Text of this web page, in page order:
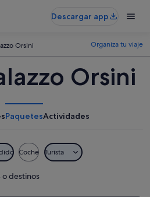
Descargar app
Orsini Organiza tu viaje
Orsini
PaquetesActividades
Coche Turista
o destinos